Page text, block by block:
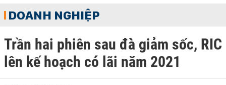
DOANH NGHIỆP
Trần hai phiên sau đà giảm sốc, RIC
lên kế hoạch có lãi năm 2021